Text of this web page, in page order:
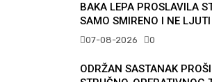
BAKA LEPA PROSLAVILA
SAMO SMIRENO I NE
07-08-2026 0
ODRŽAN SASTANAK